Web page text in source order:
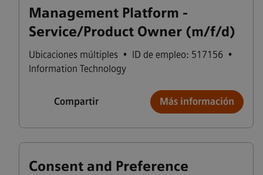
Management Platform -
Service/Product Owner (m/f/d)
Ubicaciones múltiples • ID de empleo: 517156 •
Information Technology
Compartir Más información
Consent and Preference